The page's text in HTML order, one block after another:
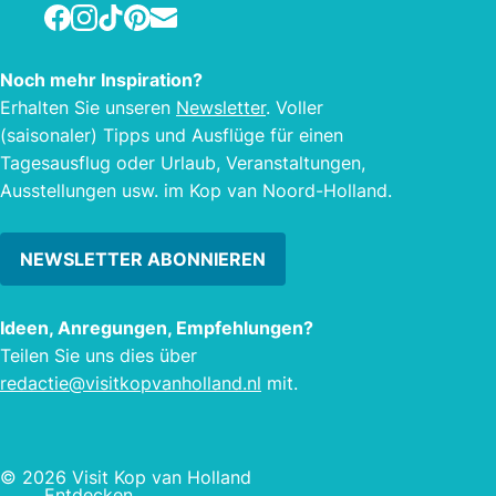
Frau bei den Kühen. Sie können dabei
holen, die Kühe im Melkstand zu
melken und/oder unsere Kälber mit der
Flasche zu füttern. Darüber hinaus
helfen andere beim Füttern und
Unterbringen der Pferde und Ponys im
Facebook
Instagram
TikTokPinterest
E-mail
Noch mehr Inspiration?
Erhalten Sie unseren Newsletter. Voller
(saisonaler) Tipps und Ausflüge für einen
Tagesausflug oder Urlaub, Veranstaltungen,
Ausstellungen usw. im Kop van Noord-Holland.
NEWSLETTER ABONNIEREN
Ideen, Anregungen, Empfehlungen?
Teilen Sie uns dies über
redactie@visitkopvanholland.nl mit.
© 2026 Visit Kop van Holland